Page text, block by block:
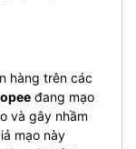
hàng trên các
đang mạo
và gây nhầm
mạo này